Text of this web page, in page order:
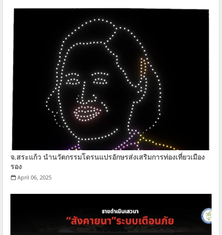
จ.สระแก้ว นำนวัตกรรมโดรนแปรอักษรส่งเสริมการท่องเที่ยวเมือง
รอง
April 06, 2025